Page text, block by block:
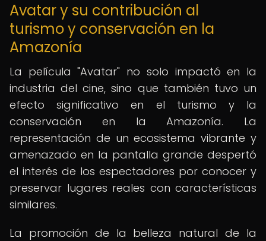
Avatar y su contribución al
turismo y conservación en la
Amazonía
La película "Avatar" no solo impactó en la
industria del cine, sino que también tuvo un
efecto significativo en el turismo y la
conservación en la Amazonía. La
representación de un ecosistema vibrante y
amenazado en la pantalla grande despertó
el interés de los espectadores por conocer y
preservar lugares reales con características
similares.
La promoción de la belleza natural de la